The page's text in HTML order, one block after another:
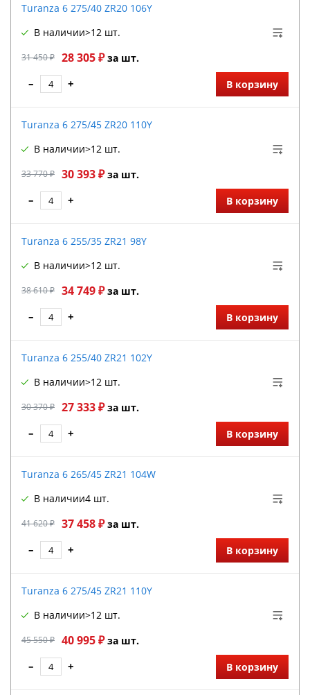
Turanza 6 275/40 ZR20 106Y
31 450 ₽ 28 305 ₽за шт.
В наличии>12 шт.
– + В корзину
Turanza 6 275/45 ZR20 110Y
33 770 ₽ 30 393 ₽за шт.
В наличии>12 шт.
– + В корзину
Turanza 6 255/35 ZR21 98Y
38 610 ₽ 34 749 ₽за шт.
В наличии>12 шт.
– + В корзину
Turanza 6 255/40 ZR21 102Y
30 370 ₽ 27 333 ₽за шт.
В наличии>12 шт.
– + В корзину
Turanza 6 265/45 ZR21 104W
41 620 ₽ 37 458 ₽за шт.
В наличии4 шт.
– + В корзину
Turanza 6 275/45 ZR21 110Y
45 550 ₽ 40 995 ₽за шт.
В наличии>12 шт.
– + В корзину